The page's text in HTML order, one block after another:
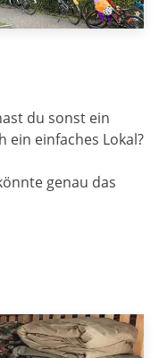
du sonst ein
ein einfaches Lokal?
genau das